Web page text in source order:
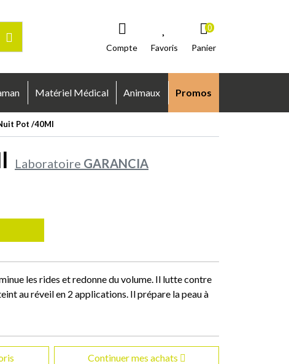
Compte Favoris Panier
0
Matériel Médical Animaux Promos
Pot /40Ml
Laboratoire GARANCIA
les rides et redonne du volume. Il lutte contre
au réveil en 2 applications. Il prépare la peau à
Continuer mes achats